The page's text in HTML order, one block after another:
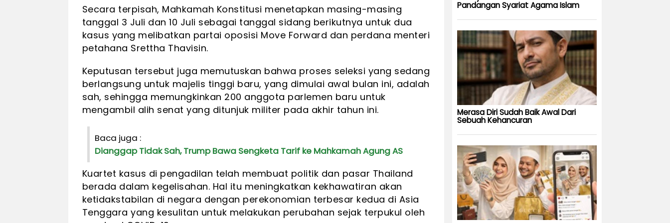
Secara terpisah, Mahkamah Konstitusi menetapkan masing-masing
tanggal 3 Juli dan 10 Juli sebagai tanggal sidang berikutnya untuk dua
kasus yang melibatkan partai oposisi Move Forward dan perdana menteri
petahana Srettha Thavisin.
Keputusan tersebut juga memutuskan bahwa proses seleksi yang sedang
berlangsung untuk majelis tinggi baru, yang dimulai awal bulan ini, adalah
sah, sehingga memungkinkan 200 anggota parlemen baru untuk
mengambil alih senat yang ditunjuk militer pada akhir tahun ini.
Baca juga :
Dianggap Tidak Sah, Trump Bawa Sengketa Tarif ke Mahkamah Agung AS
Kuartet kasus di pengadilan telah membuat politik dan pasar Thailand
berada dalam kegelisahan. Hal itu meningkatkan kekhawatiran akan
ketidakstabilan di negara dengan perekonomian terbesar kedua di Asia
Tenggara yang kesulitan untuk melakukan perubahan sejak terpukul oleh
Pandangan Syariat Agama Islam
Merasa Diri Sudah Baik Awal Dari
Sebuah Kehancuran